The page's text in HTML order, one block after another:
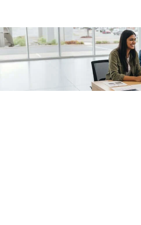
/fragments/plp-details